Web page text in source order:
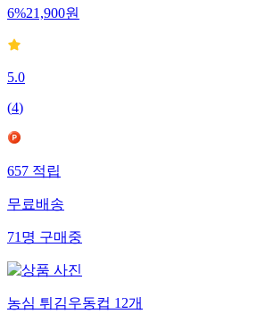
6%21,900원
5.0
(4)
657 적립
무료배송
71 명 구매중
농심 튀김우동컵 12개